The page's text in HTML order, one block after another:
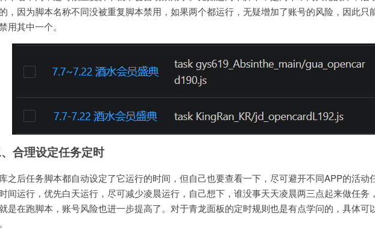
，因为脚本名称不同没被重复脚本禁用，如果两个都运行，无疑增加了账号的风险，因此只
用其中一个。
合理设定任务定时
之后任务脚本都自动设定了它运行的时间，但自己也要查看一下，尽可避开不同APP的活动
间运行，优先白天运行，尽可减少凌晨运行，自己想下，谁没事天天凌晨两三点起来做任务
是在跑脚本，账号风险也进一步提高了。对于青龙面板的定时规则也是有点学问的，具体可